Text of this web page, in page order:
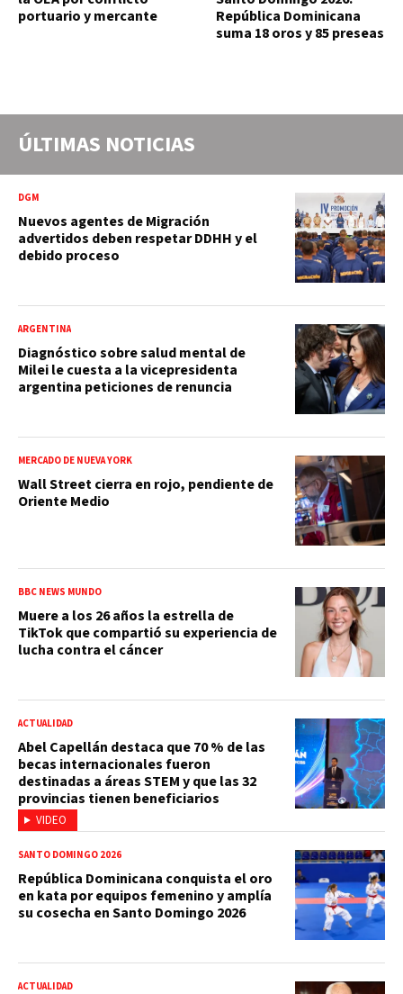
portuario y mercante
República Dominicana
suma 18 oros y 85 preseas
ÚLTIMAS NOTICIAS
DGM
Nuevos agentes de Migración
advertidos deben respetar DDHH y el
debido proceso
ARGENTINA
Diagnóstico sobre salud mental de
Milei le cuesta a la vicepresidenta
argentina peticiones de renuncia
MERCADO DE NUEVA YORK
Wall Street cierra en rojo, pendiente de
Oriente Medio
BBC NEWS MUNDO
Muere a los 26 años la estrella de
TikTok que compartió su experiencia de
lucha contra el cáncer
VIDEO
ACTUALIDAD
Abel Capellán destaca que 70 % de las
becas internacionales fueron
destinadas a áreas STEM y que las 32
provincias tienen beneficiarios
SANTO DOMINGO 2026
República Dominicana conquista el oro
en kata por equipos femenino y amplía
su cosecha en Santo Domingo 2026
ACTUALIDAD